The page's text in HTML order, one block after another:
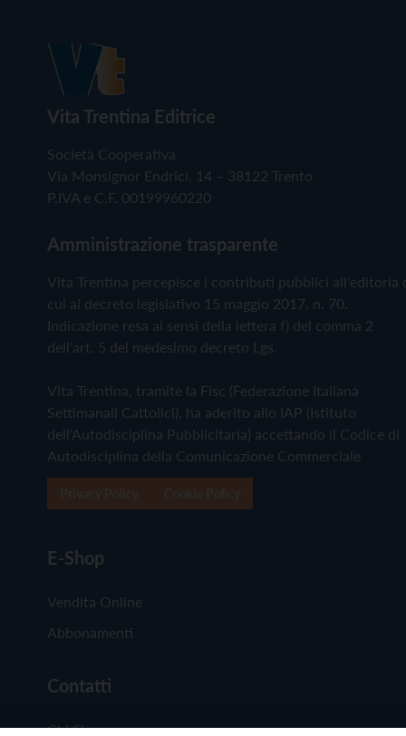
Vita Trentina Editrice
Società Cooperativa
Via Monsignor Endrici, 14 – 38122 Trento
P.IVA e C.F. 00199960220
Amministrazione trasparente
Vita Trentina percepisce i contributi pubblici all'editoria
cui al decreto legislativo 15 maggio 2017, n. 70.
Indicazione resa ai sensi della lettera f) del comma 2
dell'art. 5 del medesimo decreto Lgs.
Vita Trentina, tramite la Fisc (Federazione Italiana
Settimanali Cattolici), ha aderito allo IAP (Istituto
dell'Autodisciplina Pubblicitaria) accettando il Codice di
Autodisciplina della Comunicazione Commerciale
E-Shop
Vendita Online
Abbonamenti
Contatti
Chi Siamo